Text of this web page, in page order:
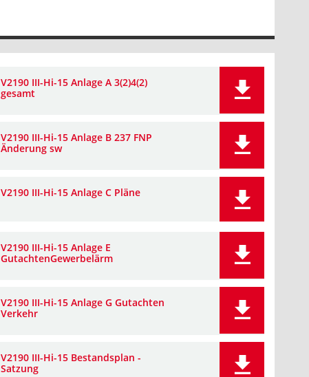
V2190 III-Hi-15 Anlage A 3(2)4(2)
gesamt
V2190 III-Hi-15 Anlage B 237 FNP
Änderung sw
V2190 III-Hi-15 Anlage C Pläne
V2190 III-Hi-15 Anlage E
GutachtenGewerbelärm
V2190 III-Hi-15 Anlage G Gutachten
Verkehr
V2190 III-Hi-15 Bestandsplan -
Satzung